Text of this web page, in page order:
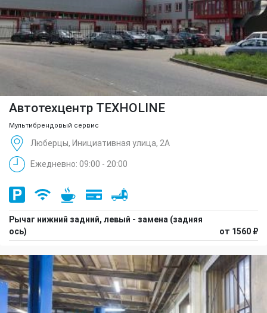
Автотехцентр TEXHOLINE
Мультибрендовый сервис
Люберцы, Инициативная улица, 2А
Ежедневно: 09:00 - 20:00
Рычаг нижний задний, левый - замена (задняя
ось)
от 1560 ₽